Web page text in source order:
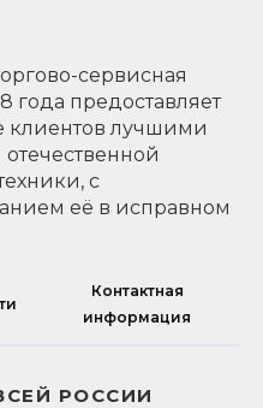
сервисная
года предоставляет
клиентов лучшими
с
её в исправном
Контактная
информация
РОССИИ